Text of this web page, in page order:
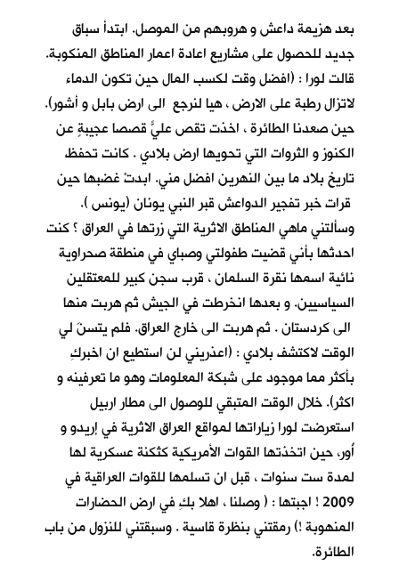
بعد هزيمة داعش و هروبهم من الموصل. ابتدأ سباق
جديد للحصول على مشاريع اعادة اعمار المناطق المنكوبة.
قالت لورا : (افضل وقت لكسب المال حين تكون الدماء
لاتزال رطبة على الارض ، هيا لنرجع الى ارض بابل و أشور).
حين صعدنا الطائرة ، اخذت تقص عليّ قصصاً عجيبةٍ عن
الكنوز و الثروات التي تحويها ارض بلادي . كانت تحفظ
تاريخ بلاد ما بين النهرين افضل مني. ابدتْ غضبها حين
قرات خبر تفجير الدواعش قبر النبي يونان (يونس ).
وسألتني ماهي المناطق الاثرية التي زرتها في العراق ؟ كنت
احدثها بأني قضيت طفولتي وصباي في منطقة صحراوية
نائية اسمها نقرة السلمان ، قرب سجن كبير للمعتقلين
السياسيين. و بعدها انخرطت في الجيش ثم هربت منها
الى كردستان . ثم هربت الى خارج العراق. فلم يتسنَ لي
الوقت لاكتشف بلادي : (اعذريني لن استطيع ان اخبركِ
بأكثر مما موجود على شبكة المعلومات وهو ما تعرفينه و
اكثر). خلال الوقت المتبقي للوصول الى مطار اربيل
استعرضت لورا زياراتها لمواقع العراق الاثرية في إريدو و
أُور، حين اتخذتها القوات الأمريكية كثكنة عسكرية لها
لمدة ست سنوات ، قبل ان تسلمها للقوات العراقية في
2009 ! اجبتها : ( وصلنا ، اهلا بكِ في ارض الحضارات
المنهوبة !) رمقتني بنظرة قاسية . وسبقتني للنزول من باب
الطائرة.